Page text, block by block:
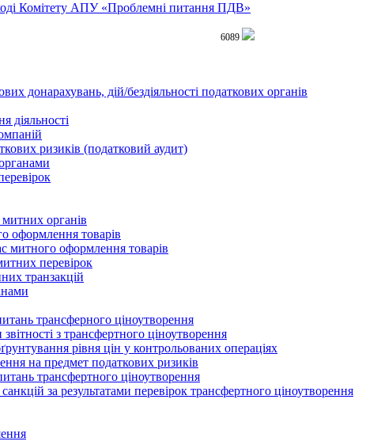
Комітету АПУ «Проблемні питання ПДВ»
6089
донарахувань, дій/бездіяльності податкових органів
діяльності
ризиків (податковий аудит)
органів
оформлення товарів
митного оформлення товарів
перевірок
транзакцій
трансферного ціноутворення
з трансфертного ціноутворення
рівня цін у контрольованих операціях
на предмет податкових ризиків
трансфертного ціноутворення
за результатами перевірок трансфертного ціноутворення